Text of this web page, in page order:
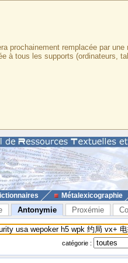
prochainement remplacée par une
à tous les supports (ordinateurs,
Métalexicographie
Antonymie Proxémie
catégorie :